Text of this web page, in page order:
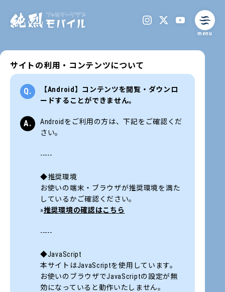
menu
サイトの利用・コンテンツについて
【Android】コンテンツを閲覧・ダウンロ
ードすることができません。
Androidをご利用の方は、下記をご確認くだ
さい。
-----
◆推奨環境
お使いの端末・ブラウザが推奨環境を満た
しているかご確認ください。
»推奨環境の確認はこちら
-----
◆JavaScript
本サイトはJavaScriptを使用しています。
お使いのブラウザでJavaScriptの設定が無
効になっていると動作いたしません。